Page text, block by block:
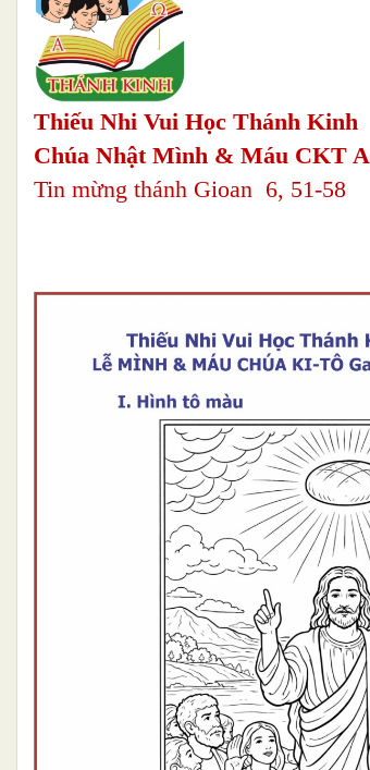
Thiếu Nhi Vui Học Thánh Kinh
Chúa Nhật Mình & Máu CKT A
Tin mừng thánh Gioan 6, 51-58